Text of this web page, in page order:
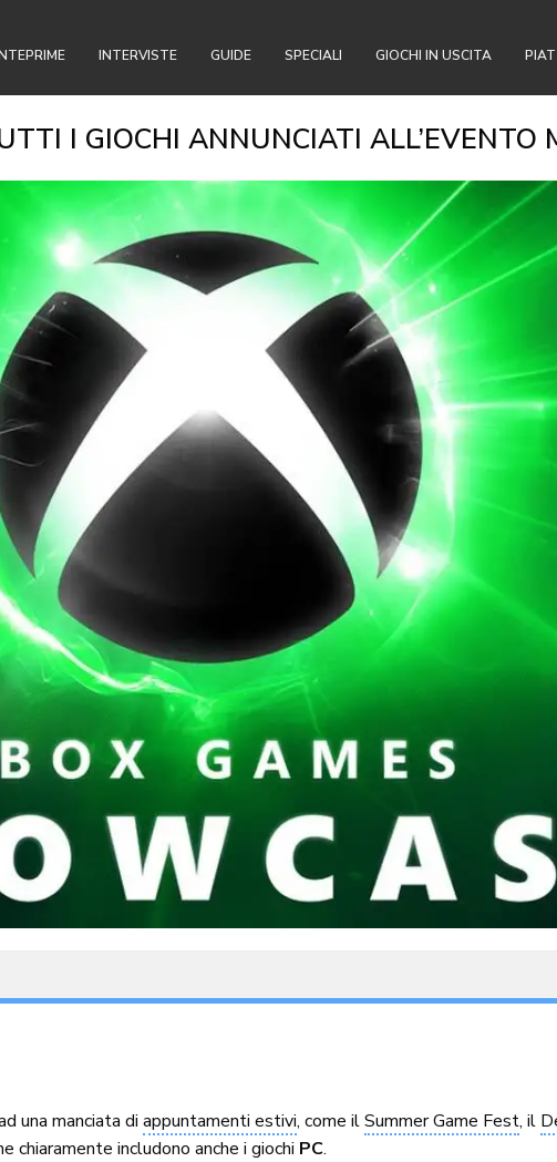
INTERVISTE GUIDE SPECIALI GIOCHI IN USCITA
I GIOCHI ANNUNCIATI ALL’EVENTO
una manciata diappuntamenti estivi, come ilSummer Game Fest, il
chiaramente includono anche i giochi PC.